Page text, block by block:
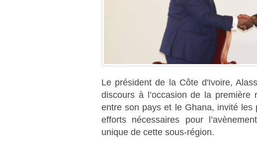
Le président de la Côte d'Ivoire,
discours à l’occasion de la première
entre son pays et le Ghana, invité
efforts nécessaires pour
unique de cette sous-région.